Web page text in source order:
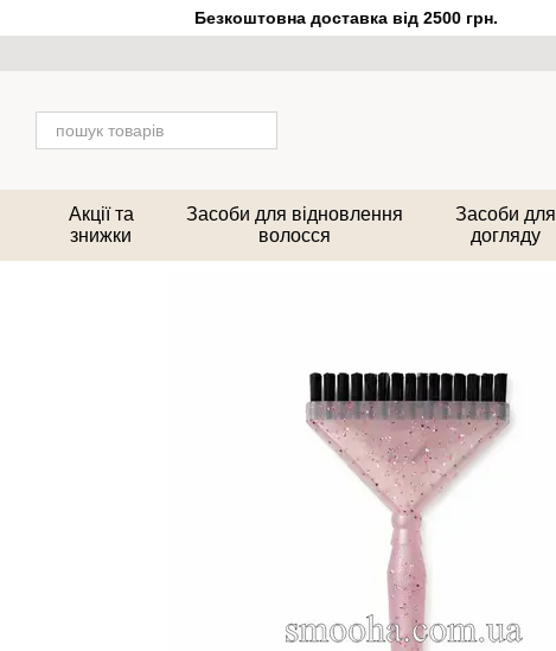
Перейти до основного контентуБезкоштовна доставка від 2500 грн.
Акції та
знижки
Засоби для відновлення
волосся
Засоби для
догляду